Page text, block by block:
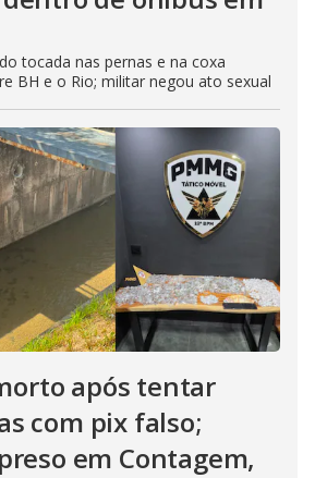
tocada nas pernas e na coxa
BH e o Rio; militar negou ato sexual
após tentar
com pix falso;
em Contagem,